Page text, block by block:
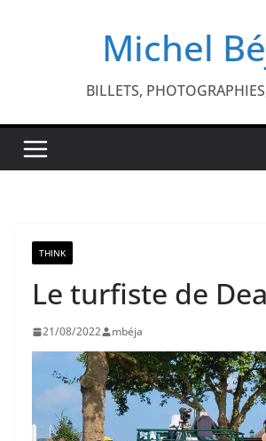
Michel
BILLETS,
THINK
Le turfiste de
21/08/2022 mbéja